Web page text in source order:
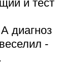
и тест
диагноз
-